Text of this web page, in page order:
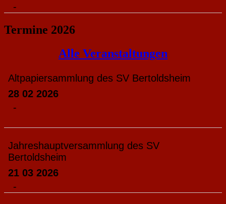
-
Termine 2026
Alle Veranstaltungen
Altpapiersammlung des SV Bertoldsheim
28 02 2026
-
Jahreshauptversammlung des SV
Bertoldsheim
21 03 2026
-